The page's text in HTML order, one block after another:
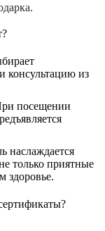
консультацию из
посещении
наслаждается
только приятные
здоровье.